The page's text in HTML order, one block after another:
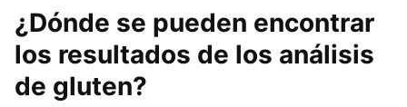
¿Dónde se pueden encontrar
los resultados de los análisis
de gluten?